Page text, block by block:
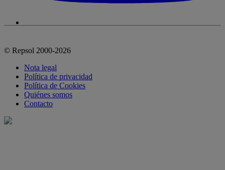
© Repsol 2000-2026
Nota legal
Política de privacidad
Política de Cookies
Quiénes somos
Contacto